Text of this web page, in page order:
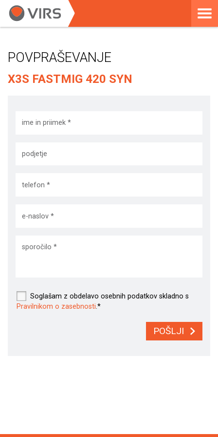
POVPRAŠEVANJE
X3S FASTMIG 420 SYN
Soglašam z obdelavo osebnih podatkov skladno s
Pravilnikom o zasebnosti.*
POŠLJI